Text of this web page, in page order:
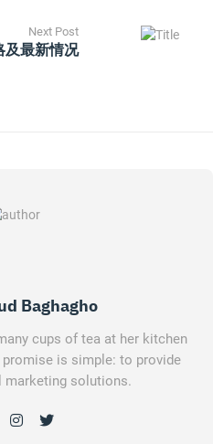
Next Post
最新情况
Baghagho
cups of tea at her kitchen
promise is simple: to provide
marketing solutions.